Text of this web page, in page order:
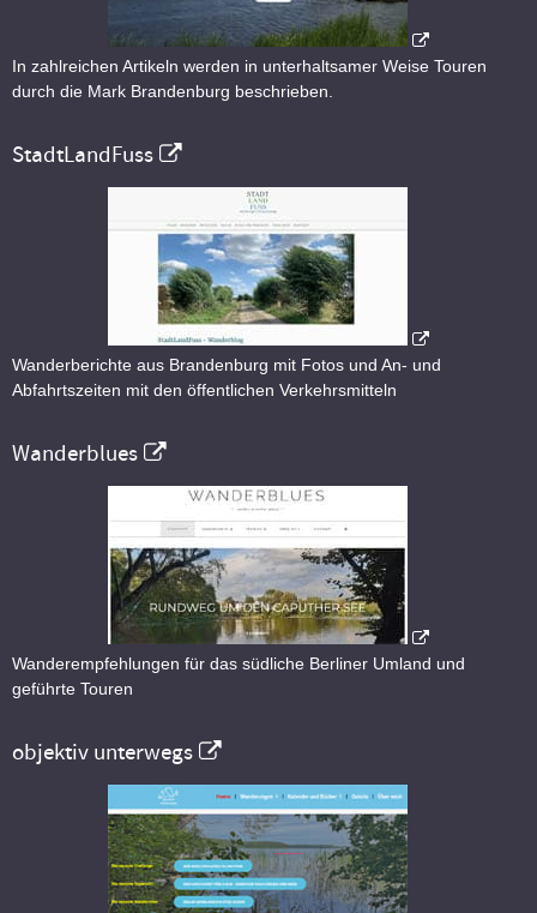
In zahlreichen Artikeln werden in unterhaltsamer Weise Touren
durch die Mark Brandenburg beschrieben.
StadtLandFuss
Wanderberichte aus Brandenburg mit Fotos und An- und
Abfahrtszeiten mit den öffentlichen Verkehrsmitteln
Wanderblues
Wanderempfehlungen für das südliche Berliner Umland und
geführte Touren
objektiv unterwegs